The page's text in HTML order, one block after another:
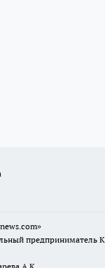
предприниматель